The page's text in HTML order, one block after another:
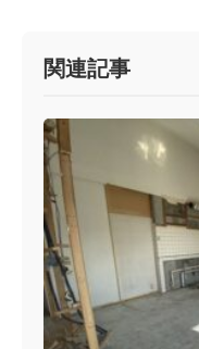
関連記事